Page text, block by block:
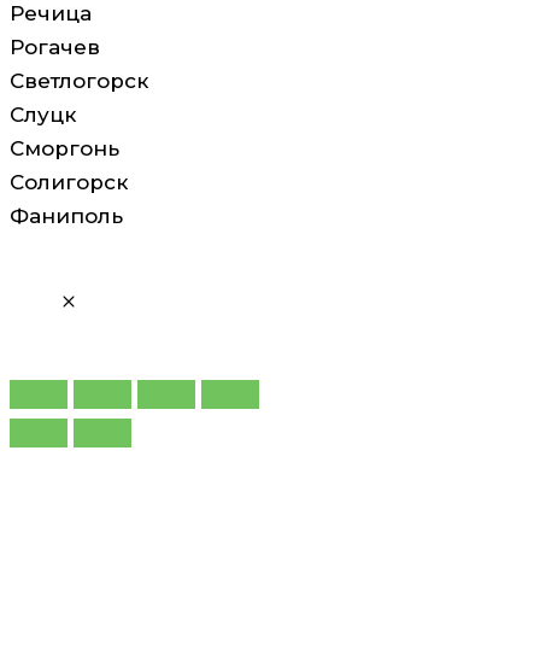
Речица
Рогачев
Светлогорск
Слуцк
Сморгонь
Солигорск
Фаниполь